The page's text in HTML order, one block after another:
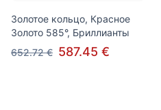
Золотое кольцо, Красное
Золото 585°, Бриллианты
652.72 € 587.45 €